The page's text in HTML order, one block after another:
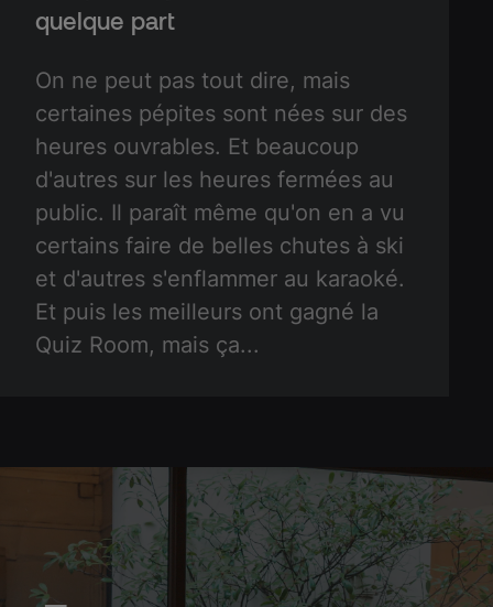
quelque part
On ne peut pas tout dire, mais
certaines pépites sont nées sur des
heures ouvrables. Et beaucoup
d'autres sur les heures fermées au
public. Il paraît même qu'on en a vu
certains faire de belles chutes à ski
et d'autres s'enflammer au karaoké.
Et puis les meilleurs ont gagné la
Quiz Room, mais ça...